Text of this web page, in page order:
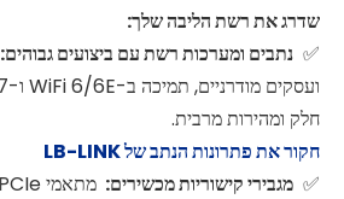
שדרג את רשת הליבה שלך:
✅ נתבים ומערכות רשת עם ביצועים גבוהים:
חלק ומהירות מרבית.
חקור את פתרונות הנתב של LB-LINK
✅ מגבירי קישוריות מכשירים: